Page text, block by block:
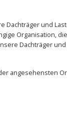
Dachträger und
Organisation,
Dachträger
angesehensten